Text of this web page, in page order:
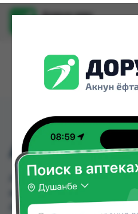
Доруи ман
АНАЛЬГИН
АНАЛЬГИН ТАБ №1 можно
аптеках, Саховати
Аптека Нур (Nur),